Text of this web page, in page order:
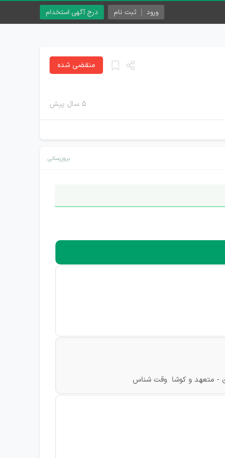
درج آگهی استخدام ورود ثبت نام
۵ سال پیش
منقضی شده
بروزرسانی
- متعهد و کوشا وقت شناس